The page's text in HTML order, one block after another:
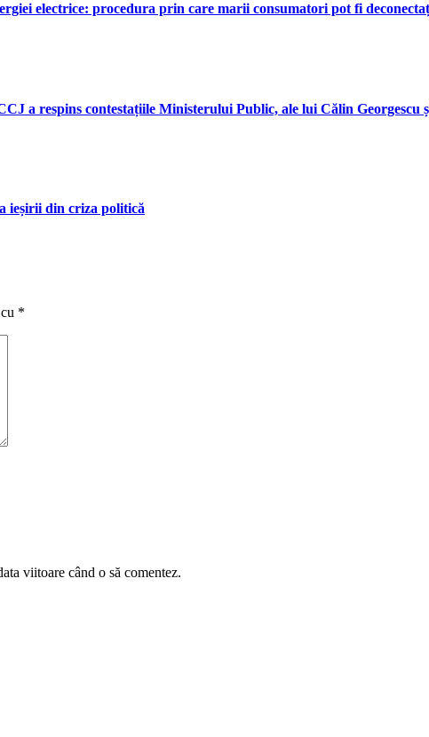
electrice: procedura prin care marii consumatori pot fi
a respins contestațiile Ministerului Public, ale lui Călin Georgescu
ieșirii din criza politică
*
viitoare când o să comentez.